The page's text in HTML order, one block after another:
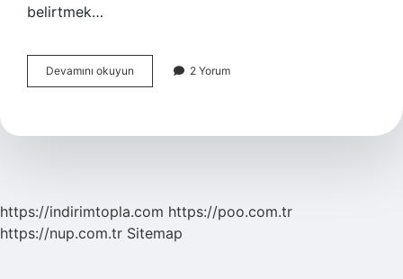
belirtmek…
Devamını okuyun
etmek
2 Yorum
https://indirimtopla.com https://poo.com.tr
https://nup.com.tr Sitemap